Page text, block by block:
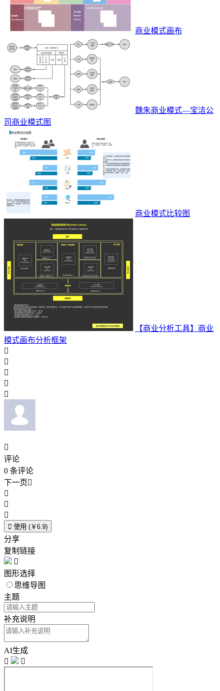
商业模式画布
魏朱商业模式—宝洁公
司商业模式图
商业模式比较图
【商业分析工具】商业
模式画布分析框架






评论
0 条评论
下一页



 使用 (￥6.9)
分享
复制链接

图形选择
思维导图
主题
补充说明
AI生成

